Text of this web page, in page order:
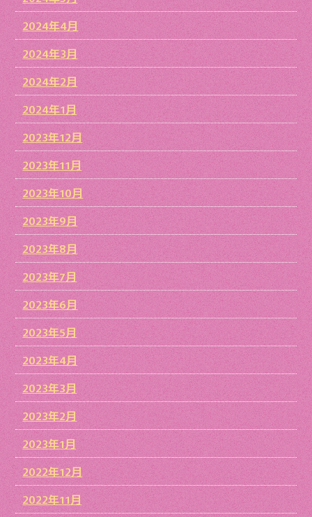
2024年4月
2024年3月
2024年2月
2024年1月
2023年12月
2023年11月
2023年10月
2023年9月
2023年8月
2023年7月
2023年6月
2023年5月
2023年4月
2023年3月
2023年2月
2023年1月
2022年12月
2022年11月